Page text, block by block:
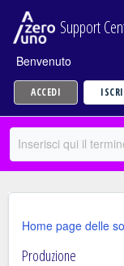
Support
Benvenuto
ACCEDI
Home page delle
Produzione